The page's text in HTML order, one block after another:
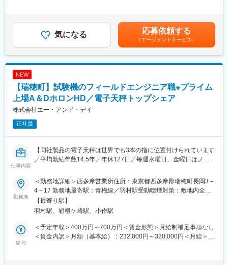
電子天秤のシェアは国内トップ、家庭用血圧計の生産台数は国内2
位、世界市場でも売上高トップクラスの優良企業です。それぞれ
の分野において市場占有率の高い製品を有しており、国内にとど
・開発部門と共に顧客要求のヒアリング並びに提案。
※担当するエリアはアジア地区を想定。
【キャリアパス】将来的には海外現地法人赴任の可能性もござい
ます。
です。年間休日127日・月平均残業15H程度です。毎週水曜日、金
曜日はノー残業デーとなっており、メリハリのある環境で就業し
実しています。
■当社の特徴：
電子天秤のシェアは国内トップ、家庭用血圧計の生産台数は国内2
位、世界市場でも売上高トップクラスの優良企業です。それぞれ
の分野において市場占有率の高い製品を有しており、国内にとど
まらずグローバルな視点で事業展開をしています。
＋賞与）690万円／32歳 入社10年（月給35万＋住宅手当＋時間
外手当＋賞与）580万円／27歳 入社5年（月給30万＋住宅手当＋
時間外手当＋賞与）賃金はあくまでも目安の金額であり、選考を
通じて上下する可能性があります。月給(月額)は固定手当を含めた
表記です。
気になる 応募依頼する
（エージェントサービス）
NEW
【瑞穂町】試験機のフィールドエンジニア職※プライム
上場A＆DホロンHD／電子天秤トップシェア
株式会社エー・アンド・デイ
正社員
仕事内容
【同社製品の電子天秤は世界でも3本の指に位置付けられています
／平均勤続年数14.5年／年休127日／毎週水曜日、金曜日はノー
■職務概要：
当社は産業用計測機器、計量器、血圧計、試験機など計測機器を
開発、製造、販売しております。本ポジションでは当社で開発製
造している試験機のフィールドエンジニア職をお任せ致します。
■業務概要：
フィールドエンジニア職として、当社製品の設置やメンテナン
勤務地
＜勤務地詳細＞西多摩営業所住所：東京都西多摩郡瑞穂町長岡3－
4－17 勤務地最寄駅：青梅線／羽村駅受動喫煙対策：敷地内全面
禁煙変更の範囲：会社の定める事業所
【最寄り駅】
羽村駅、箱根ケ崎駅、小作駅
給与
＜予定年収＞400万円～700万円＜賃金形態＞月給制補足事項なし
＜賃金内訳＞月額（基本給）：232,000円～320,000円＜月給＞